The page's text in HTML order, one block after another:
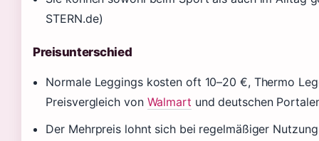
STERN.de)
Preisunterschied
Normale Leggings kosten oft 10–20 €, Thermo
Preisvergleich von Walmart und deutschen
Der Mehrpreis lohnt sich bei regelmäßiger